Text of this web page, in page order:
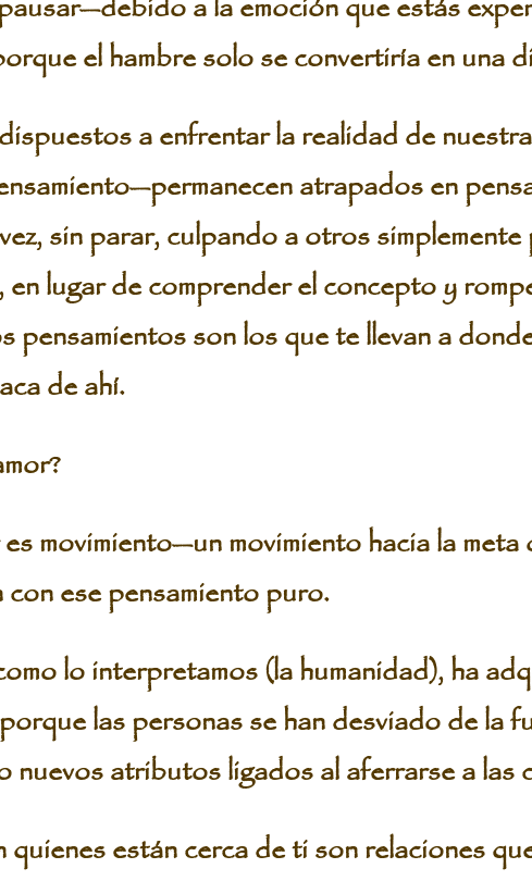
a la emoción que estás
el hambre solo se convertiría en una
a enfrentar la realidad de
atrapados en
sin parar, culpando a otros
lugar de comprender el concepto y
pensamientos son los que te llevan a
de ahí.
movimiento hacia la meta
ese pensamiento puro.
lo interpretamos (la humanidad), ha
las personas se han desviado de la
nuevos atributos ligados al aferrarse a las
están cerca de ti son relaciones